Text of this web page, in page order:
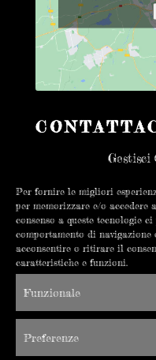
Gestisci
Per fornire le migliori
per memorizzare e/o
consenso a queste tecnologie
comportamento di
acconsentire o ritirare il
caratteristiche e funzioni.
Funzionale
Preferenze
info@errepigi.it
+39 019 8402550
C.so Vittorio Veneto
17100 Savona
SEGUICI SU